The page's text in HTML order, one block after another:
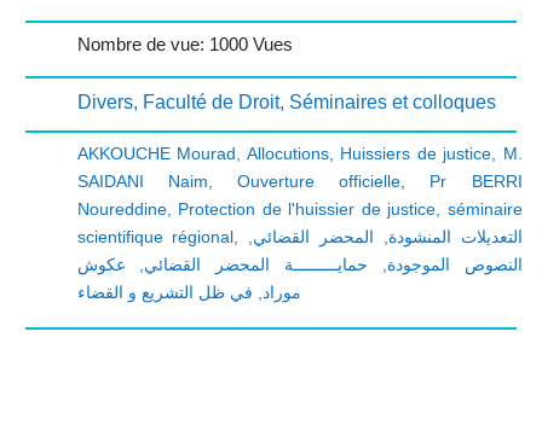
Nombre de vue: 1000 Vues
Divers, Faculté de Droit, Séminaires et colloques
AKKOUCHE Mourad Allocutions, Huissiers de justice
M.
SAIDANI Naim
Ouverture officielle
Pr BERRI
Noureddine, Protection de l'huissier de justice
séminaire
scientifique régional
التعديلات المنشودة المحضر القضائي
النصوص الموجودة
حمايـــــــــة المحضر القضائي
عكوش
موراد
في ظل التشريع و القضاء